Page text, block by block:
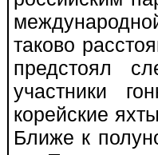
таково
предстоял
участники
корейские
Ближе к